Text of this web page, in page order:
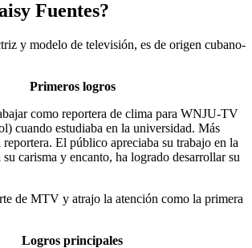
Fuentes?
y modelo de televisión, es de origen cubano-
Primeros logros
como reportera de clima para WNJU-TV
cuando estudiaba en la universidad. Más
El público apreciaba su trabajo en la
carisma y encanto, ha logrado desarrollar su
de MTV y atrajo la atención como la primera
Logros principales